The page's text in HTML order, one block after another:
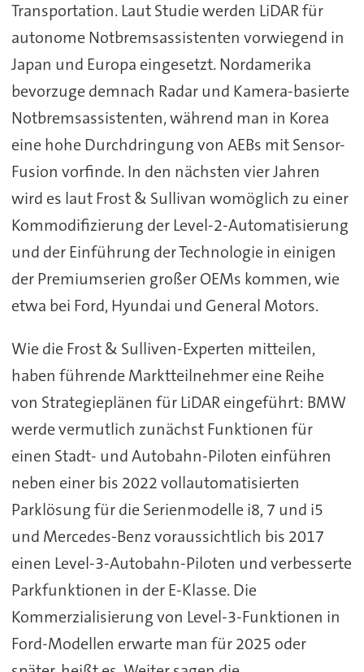
Transportation. Laut Studie werden LiDAR für
autonome Notbremsassistenten vorwiegend in
Japan und Europa eingesetzt. Nordamerika
bevorzuge demnach Radar und Kamera-basierte
Notbremsassistenten, während man in Korea
eine hohe Durchdringung von AEBs mit Sensor-
Fusion vorfinde. In den nächsten vier Jahren
wird es laut Frost & Sullivan womöglich zu einer
Kommodifizierung der Level-2-Automatisierung
und der Einführung der Technologie in einigen
der Premiumserien großer OEMs kommen, wie
etwa bei Ford, Hyundai und General Motors.
Wie die Frost & Sulliven-Experten mitteilen,
haben führende Marktteilnehmer eine Reihe
von Strategieplänen für LiDAR eingeführt: BMW
werde vermutlich zunächst Funktionen für
einen Stadt- und Autobahn-Piloten einführen
neben einer bis 2022 vollautomatisierten
Parklösung für die Serienmodelle i8, 7 und i5
und Mercedes-Benz voraussichtlich bis 2017
einen Level-3-Autobahn-Piloten und verbesserte
Parkfunktionen in der E-Klasse. Die
Kommerzialisierung von Level-3-Funktionen in
Ford-Modellen erwarte man für 2025 oder